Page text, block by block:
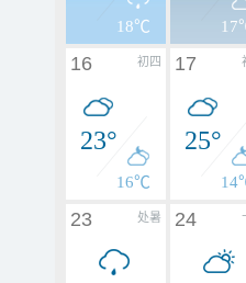
18℃
初四
16
23°
16℃
17
25°
处暑
23 24